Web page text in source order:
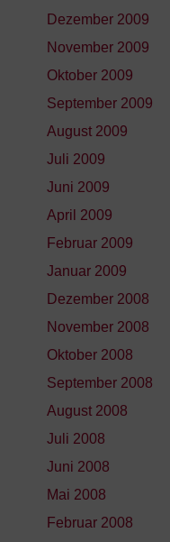
Dezember 2009
November 2009
Oktober 2009
September 2009
August 2009
Juli 2009
Juni 2009
April 2009
Februar 2009
Januar 2009
Dezember 2008
November 2008
Oktober 2008
September 2008
August 2008
Juli 2008
Juni 2008
Mai 2008
Februar 2008